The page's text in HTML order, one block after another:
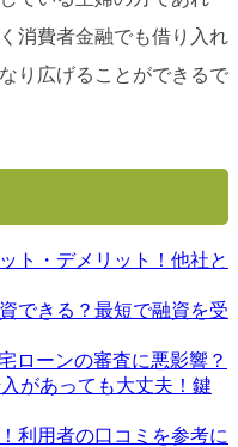
消費者金融でも借り入れ
り広げることができるで
ト・デメリット！他社と
できる？最短で融資を受
ローンの審査に悪影響？
があっても大丈夫！鍵
利用者の口コミを参考に